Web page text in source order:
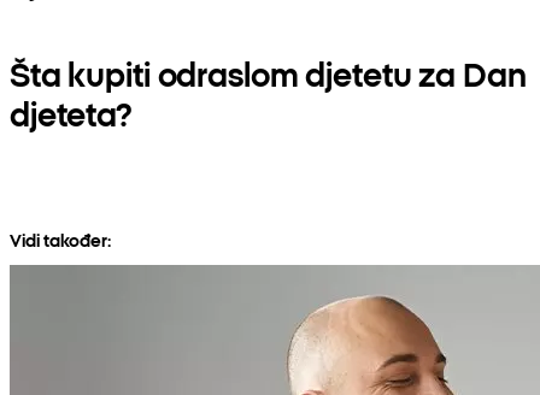
Šta kupiti odraslom djetetu za Dan
djeteta?
Vidi također: